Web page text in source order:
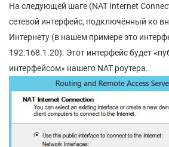
На следующей шаге (NAT Internet
сетевой интерфейс, подключённый ко
Интернету (в нашем примере это
192.168.1.20). Этот интерфейс будет
интерфейсом» нашего NAT роутера.